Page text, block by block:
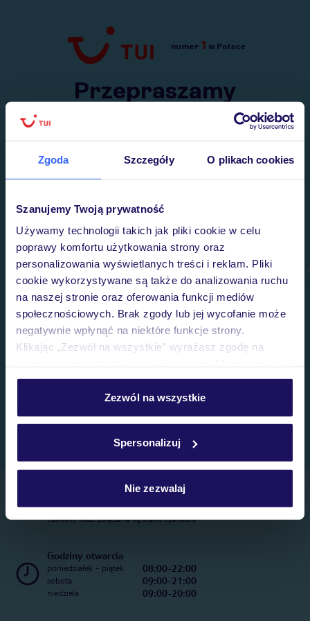
Zgoda Szczegóły O plikach cookies
Szanujemy Twoją prywatność
Używamy technologii takich jak pliki cookie w celu
poprawy komfortu użytkowania strony oraz
personalizowania wyświetlanych treści i reklam. Pliki
cookie wykorzystywane są także do analizowania ruchu
na naszej stronie oraz oferowania funkcji mediów
społecznościowych. Brak zgody lub jej wycofanie może
negatywnie wpłynąć na niektóre funkcje strony.
Klikając „Zezwól na wszystkie” wyrażasz zgodę na
personalizować swój wybór wchodząc w zakładkę
Szczegółowe informacje o plikach cookie znajdziesz
Zezwól na wszystkie
Spersonalizuj
Nie zezwalaj
Przejdź do TUI.pl
numer 1 w Polsce
Przepraszamy
Wysłaliśmy nasz serwis na krótkie wakacje.
Telefoniczne Centrum Rezerwacji
22 270 31 20
Całkowity koszt połączenia wg stawki operatora
Godziny otwarcia
poniedziałek - piątek 08:00-22:00
sobota 09:00-21:00
niedziela 09:00-20:00